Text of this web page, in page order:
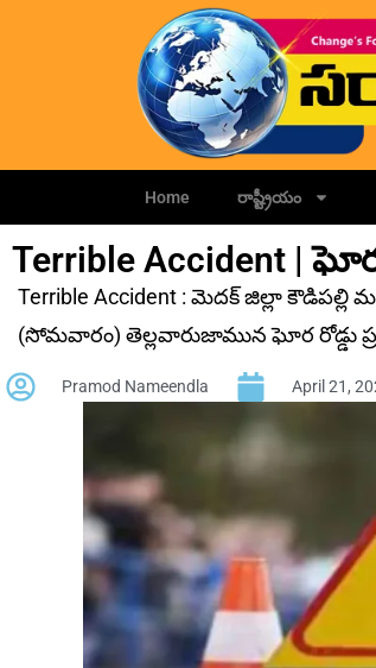
Home రాష్ట్రీయం
Terrible Accident | ఘోర
Terrible Accident : మెదక్‌ జిల్లా కౌడిపల్లి
(సోమవారం) తెల్లవారుజామున ఘోర రోడ్డు
Pramod Nameendla April 21,